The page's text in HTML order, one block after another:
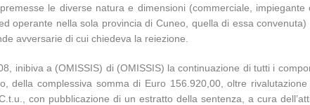
le diverse natura e dimensioni (commerciale,
operante nella sola provincia di Cuneo, quella di essa
avversarie di cui chiedeva la reiezione.
inibiva a (OMISSIS) di (OMISSIS) la continuazione di tutti i
della complessiva somma di Euro 156.920,00, oltre
con pubblicazione di un estratto della sentenza, a cura